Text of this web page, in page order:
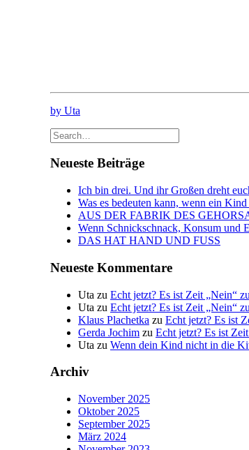
by Uta
Neueste Beiträge
Ich bin drei. Und ihr Großen dreht
Was es bedeuten kann, wenn ein
AUS DER FABRIK DES
Wenn Schnickschnack, Konsum und
DAS HAT HAND UND FUSS
Neueste Kommentare
Uta zu Echt jetzt? Es ist Zeit „Nein“
Uta zu Echt jetzt? Es ist Zeit „Nein“
Klaus Plachetka zu Echt jetzt? Es ist
Gerda Jochim zu Echt jetzt? Es ist
Uta zu Wenn dein Kind nicht in die
Archiv
November 2025
Oktober 2025
September 2025
März 2024